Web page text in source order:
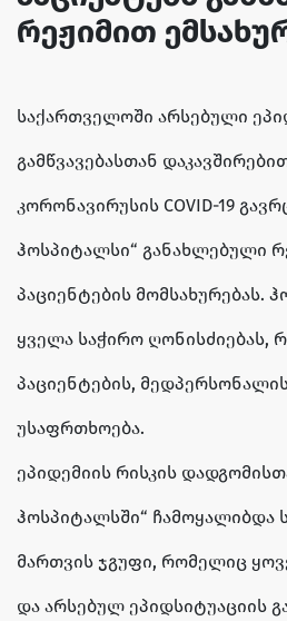
რეჟიმით
საქართველოში არსებული
გამწვავებასთან
კორონავირუსის COVID-19
ჰოსპიტალსი“ განახლებული
პაციენტების მომსახურებას.
ყველა საჭირო ღონისძიებას,
პაციენტების,
უსაფრთხოება.
ეპიდემიის რისკის
ჰოსპიტალსში“ ჩამოყალიბდა
მართვის ჯგუფი, რომელიც
და არსებულ ეპიდსიტუაციის